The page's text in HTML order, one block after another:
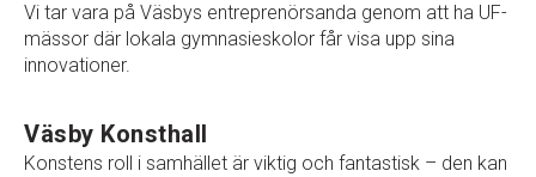
Vi tar vara på Väsbys entreprenörsanda genom att ha UF-
mässor där lokala gymnasieskolor får visa upp sina
innovationer.
Väsby Konsthall
Konstens roll i samhället är viktig och fantastisk – den kan